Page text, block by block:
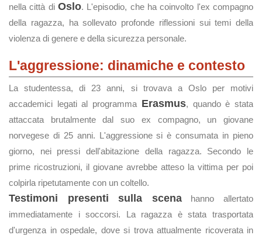
nella città di Oslo. L'episodio, che ha coinvolto l'ex compagno
della ragazza, ha sollevato profonde riflessioni sui temi della
violenza di genere e della sicurezza personale.
L'aggressione: dinamiche e contesto
La studentessa, di 23 anni, si trovava a Oslo per motivi
accademici legati al programma Erasmus, quando è stata
attaccata brutalmente dal suo ex compagno, un giovane
norvegese di 25 anni. L'aggressione si è consumata in pieno
giorno, nei pressi dell'abitazione della ragazza. Secondo le
prime ricostruzioni, il giovane avrebbe atteso la vittima per poi
colpirla ripetutamente con un coltello.
Testimoni presenti sulla scenahanno allertato
immediatamente i soccorsi. La ragazza è stata trasportata
d'urgenza in ospedale, dove si trova attualmente ricoverata in